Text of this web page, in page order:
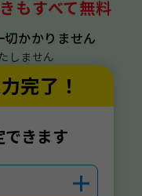
もすべて無料
かかりません
しません
完了！
できます
＋